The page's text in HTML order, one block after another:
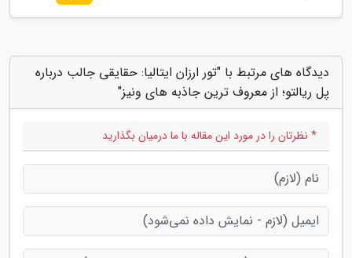
دیدگاه های مرتبط با "تور ارزان ایتالیا: حقایقی جالب درباره
پل ریالتو؛ از معروف ترین جاذبه های ونیز"
* نظرتان را در مورد این مقاله با ما درمیان بگذارید